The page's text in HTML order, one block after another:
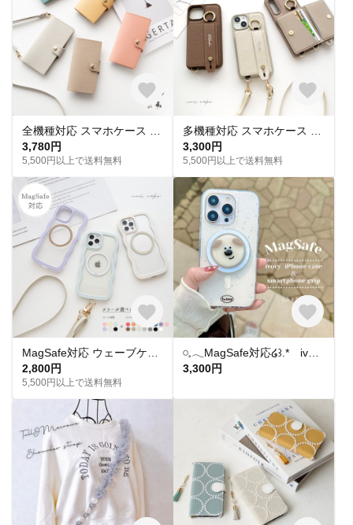
3,780円
5,500円以上で送料無料
3,300円
5,500円以上で送料無料
2,800円
5,500円以上で送料無料
3,300円